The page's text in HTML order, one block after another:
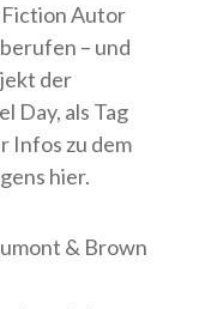
Autor
– und
der
Day, als Tag
Infos zu dem
hier.
& Brown